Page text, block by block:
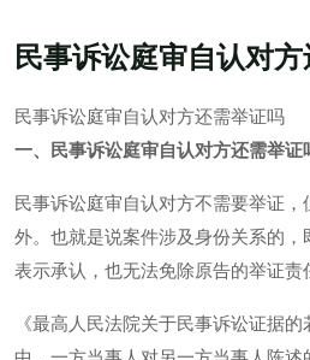
民事诉讼庭审自认对
民事诉讼庭审自认对方还需举证吗
一、民事诉讼庭审自认对方还需举证
民事诉讼庭审自认对方不需要举证
外。也就是说案件涉及身份关系的
表示承认，也无法免除原告的举证责
《最高人民法院关于民事诉讼证据